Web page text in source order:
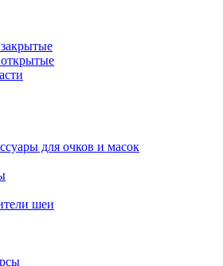
для очков и масок
шеи